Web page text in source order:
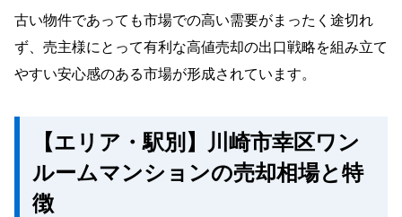
古い物件であっても市場での高い需要がまったく途切れ
ず、売主様にとって有利な高値売却の出口戦略を組み立て
やすい安心感のある市場が形成されています。
【エリア・駅別】川崎市幸区ワン
ルームマンションの売却相場と特
徴